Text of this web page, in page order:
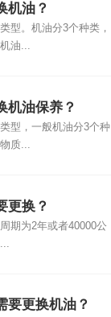
机油？
型。机油分3个种类，
油...
机油保养？
型，一般机油分3个种
质...
更换？
期为2年或者40000公
要更换机油？